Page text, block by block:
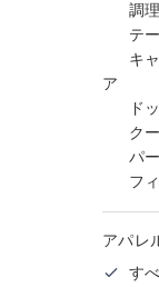
調
テ
キ
ア
ド
ク
パ
フ
アパレ
す